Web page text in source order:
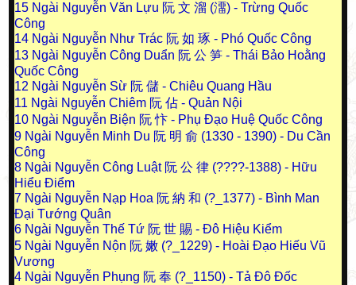
15 Ngài Nguyễn Văn Lựu 阮 文 溜 (澑) - Trừng Quốc
Công
14 Ngài Nguyễn Như Trác 阮 如 琢 - Phó Quốc Công
13 Ngài Nguyễn Công Duẩn 阮 公 笋 - Thái Bảo Hoằng
Quốc Công
12 Ngài Nguyễn Sừ 阮 儲 - Chiêu Quang Hầu
11 Ngài Nguyễn Chiêm 阮 佔 - Quản Nội
10 Ngài Nguyễn Biện 阮 忭 - Phụ Đạo Huệ Quốc Công
9 Ngài Nguyễn Minh Du 阮 明 俞 (1330 - 1390) - Du Cần
Công
8 Ngài Nguyễn Công Luật 阮 公 律 (????-1388) - Hữu
Hiểu Điểm
7 Ngài Nguyễn Nạp Hoa 阮 納 和 (?_1377) - Bình Man
Đại Tướng Quân
6 Ngài Nguyễn Thế Tứ 阮 世 賜 - Đô Hiệu Kiểm
5 Ngài Nguyễn Nộn 阮 嫩 (?_1229) - Hoài Đạo Hiếu Vũ
Vương
4 Ngài Nguyễn Phụng 阮 奉 (?_1150) - Tả Đô Đốc